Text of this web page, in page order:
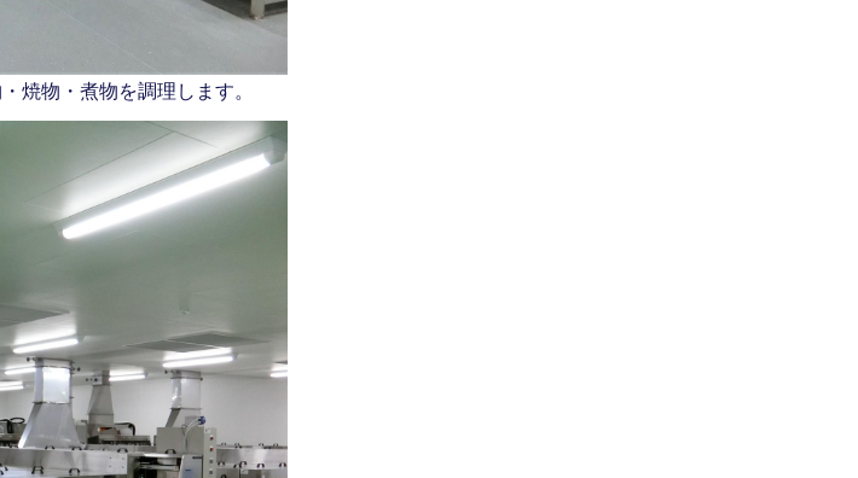
焼物・煮物を調理します。